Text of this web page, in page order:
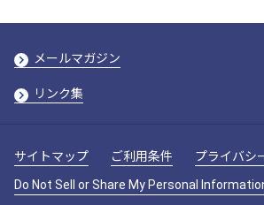
メールマガジン
リンク集
サイトマップ ご利用条件
プライバシ
Do Not Sell or Share My Personal